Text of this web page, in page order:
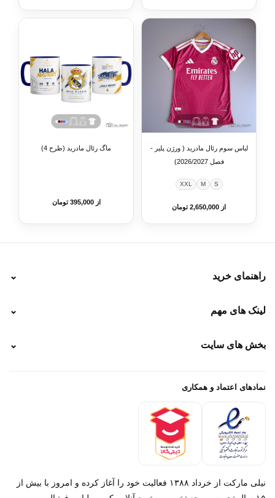
لباس سوم رئال مادرید ( ورژن پلیر -
فصل 2026/2027)
S
M
XXL
از 2,650,000 تومان
ماگ رئال مادرید (طرح 4)
از 395,000 تومان
راهنمای خرید ⌄
نحوه پرداخت
راهنمای سفارش
لینک های مهم ⌄
رهگیری تیپاکس
خرید لباس جدید بارسلونا 2025/2026
بخش های سایت ⌄
پرداخت باز
تماس با ما
نمادهای اعتماد و همکاری
نیلی مارکت از خرداد ۱۳۸۸ فعالیت خود را آغاز کرده و امروز با بیش از